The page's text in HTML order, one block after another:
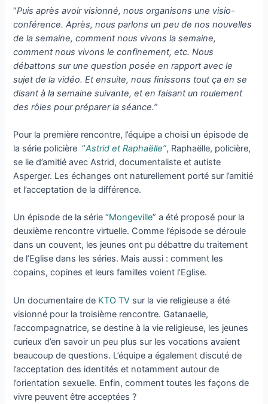
“Puis après avoir visionné, nous organisons une visio-
conférence. Après, nous parlons un peu de nos nouvelles
de la semaine, comment nous vivons la semaine,
comment nous vivons le confinement, etc. Nous
débattons sur une question posée en rapport avec le
sujet de la vidéo. Et ensuite, nous finissons tout ça en se
disant à la semaine suivante, et en faisant un roulement
des rôles pour préparer la séance.”
Pour la première rencontre, l’équipe a choisi un épisode de
la série policière “Astrid et Raphaëlle”, Raphaëlle, policière,
se lie d’amitié avec Astrid, documentaliste et autiste
Asperger. Les échanges ont naturellement porté sur l’amitié
et l’acceptation de la différence.
Un épisode de la série “Mongeville” a été proposé pour la
deuxième rencontre virtuelle. Comme l’épisode se déroule
dans un couvent, les jeunes ont pu débattre du traitement
de l’Eglise dans les séries. Mais aussi : comment les
copains, copines et leurs familles voient l’Eglise.
Un documentaire de KTO TV sur la vie religieuse a été
visionné pour la troisième rencontre. Gatanaelle,
l’accompagnatrice, se destine à la vie religieuse, les jeunes
curieux d’en savoir un peu plus sur les vocations avaient
beaucoup de questions. L’équipe a également discuté de
l’acceptation des identités et notamment autour de
l’orientation sexuelle. Enfin, comment toutes les façons de
vivre peuvent être acceptées ?